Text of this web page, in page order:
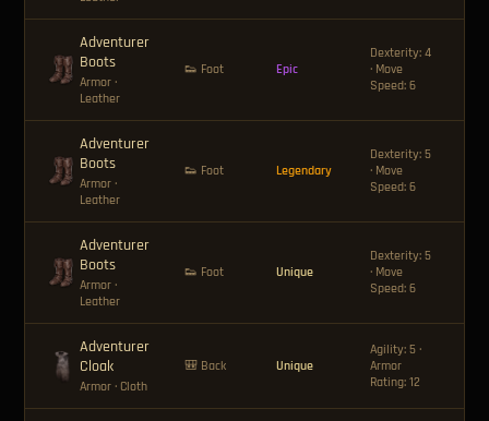
Adventurer
Boots
Armor ·
Leather
👟 Foot Epic
Dexterity: 4
· Move
Speed: 6
Adventurer
Boots
Armor ·
Leather
👟 Foot Legendary
Dexterity: 5
· Move
Speed: 6
Adventurer
Boots
Armor ·
Leather
👟 Foot Unique
Dexterity: 5
· Move
Speed: 6
Adventurer
Cloak
Armor · Cloth
🎒 Back Unique
Agility: 5 ·
Armor
Rating: 12